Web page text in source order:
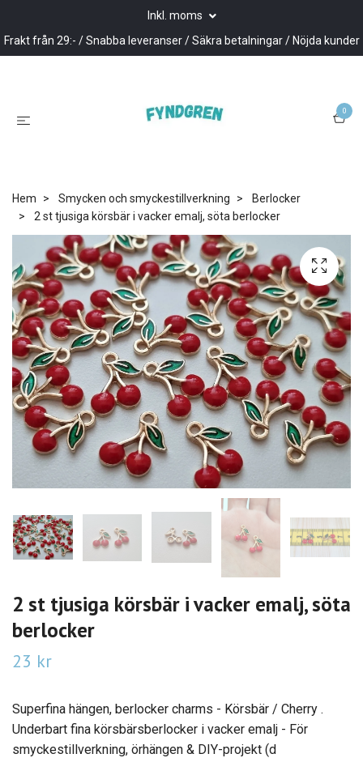
Inkl. moms
Frakt från 29:- / Snabba leveranser / Säkra betalningar / Nöjda kunder
0
Hem Smycken och smyckestillverkning
Berlocker
2 st tjusiga körsbär i vacker emalj, söta berlocker
2 st tjusiga körsbär i vacker emalj, söta
berlocker
23 kr
Superfina hängen, berlocker charms - Körsbär / Cherry .
Underbart fina körsbärsberlocker i vacker emalj - För
smyckestillverkning, örhängen & DIY-projekt (d